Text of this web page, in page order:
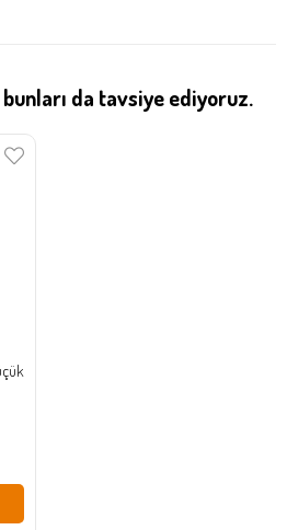
da tavsiye ediyoruz.